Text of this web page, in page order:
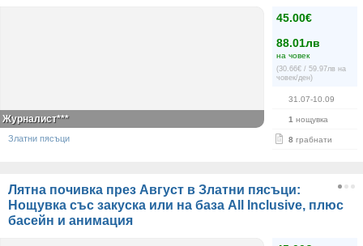
45.00€
88.01лв
на човек
(30.66€ / 59.97лв на
човек/ден)
31.07-10.09
1 нощувка
8 грабнати
Журналист***
Златни пясъци
Лятна почивка през Август в Златни пясъци:
Нощувка със закуска или на база All Inclusive, плюс
басейн и анимация